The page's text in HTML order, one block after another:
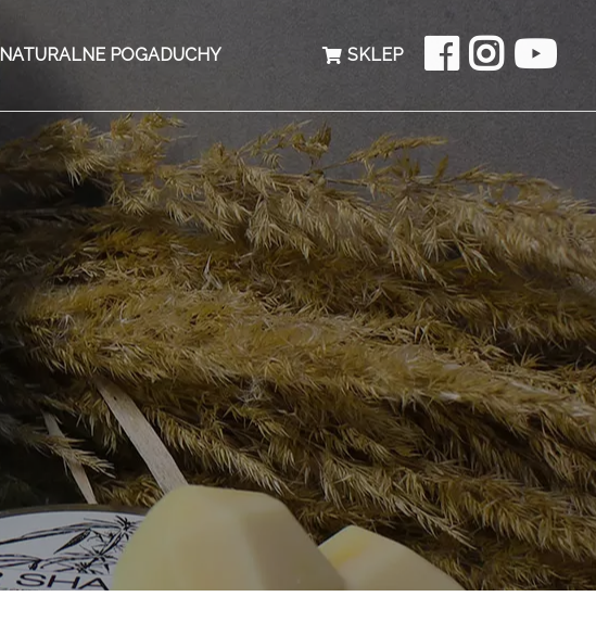
NATURALNE POGADUCHY SKLEP